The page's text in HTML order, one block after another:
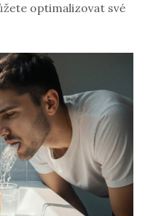
optimalizovat své